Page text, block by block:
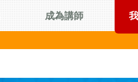
成為講師